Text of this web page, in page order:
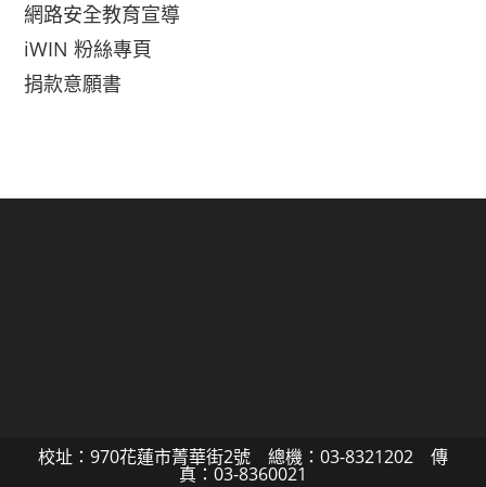
網路安全教育宣導
iWIN 粉絲專頁
捐款意願書
校址：970花蓮市菁華街2號 總機：03-8321202 傳
真：03-8360021